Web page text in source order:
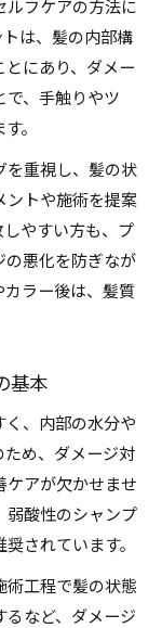
ルフケアの方法に
は、髪の内部構
にあり、ダメー
で、手触りやツ
。
を重視し、髪の状
ントや施術を提案
やすい方も、プ
の悪化を防ぎなが
カラー後は、髪質
基本
く、内部の水分や
ため、ダメージ対
ケアが欠かせませ
弱酸性のシャンプ
されています。
術工程で髪の状態
るなど、ダメージ